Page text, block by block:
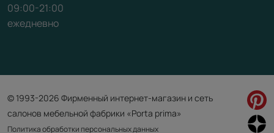
09:00-21:00
ежедневно
© 1993-2026 Фирменный интернет-магазин и сеть
салонов мебельной фабрики «Porta prima»
Политика обработки персональных данных